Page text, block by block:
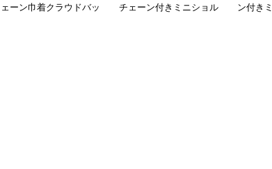
ェーン巾着クラウドバッ
チェーン付きミニショル
ン付き